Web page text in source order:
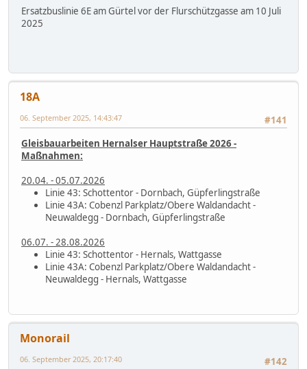
Ersatzbuslinie 6E am Gürtel vor der Flurschützgasse am 10 Juli
2025
18A
#141
06. September 2025, 14:43:47
Gleisbauarbeiten Hernalser Hauptstraße 2026 -
Maßnahmen:
20.04. - 05.07.2026
Linie 43: Schottentor - Dornbach, Güpferlingstraße
Linie 43A: Cobenzl Parkplatz/Obere Waldandacht -
Neuwaldegg - Dornbach, Güpferlingstraße
06.07. - 28.08.2026
Linie 43: Schottentor - Hernals, Wattgasse
Linie 43A: Cobenzl Parkplatz/Obere Waldandacht -
Neuwaldegg - Hernals, Wattgasse
Monorail
#142
06. September 2025, 20:17:40